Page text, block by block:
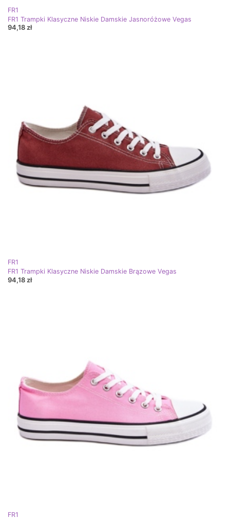
FR1
FR1 Trampki Klasyczne Niskie Damskie Jasnoróżowe Vegas
94,18 zł
FR1
FR1 Trampki Klasyczne Niskie Damskie Brązowe Vegas
94,18 zł
FR1